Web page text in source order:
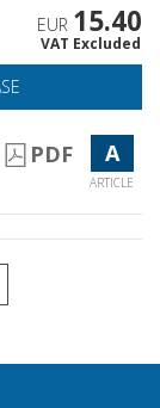
EUR 15.40
VAT Excluded
PDF A
ARTICLE